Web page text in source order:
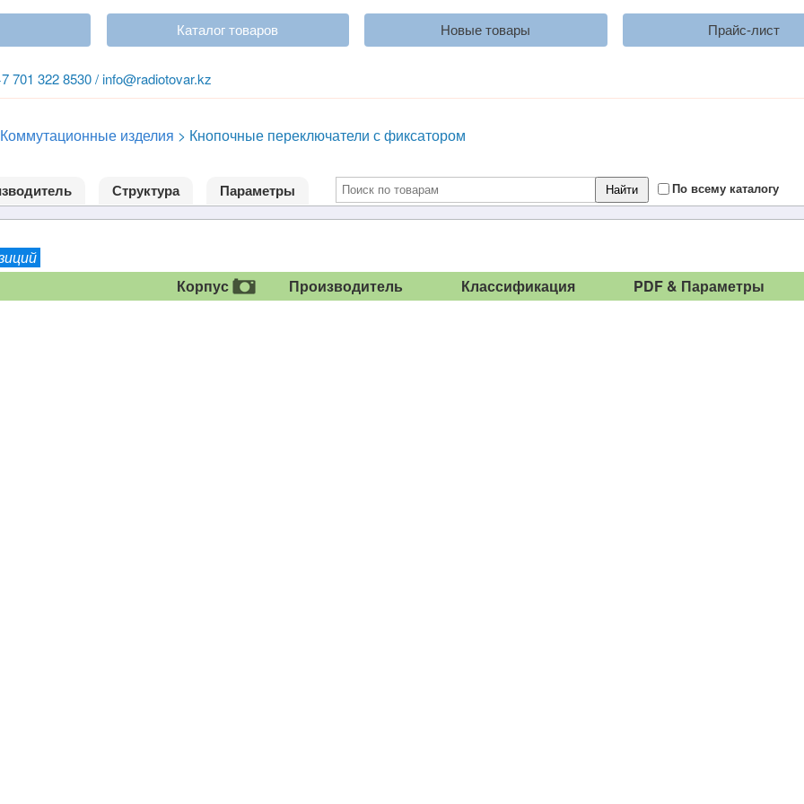
Каталог товаров Новые товары Прайс-лист
701 322 8530 / info@radiotovar.kz
Коммутационные изделия > Кнопочные переключатели с фиксатором
Структура Параметры По всему каталогу
Корпус Производитель Классификация PDF & Параметры